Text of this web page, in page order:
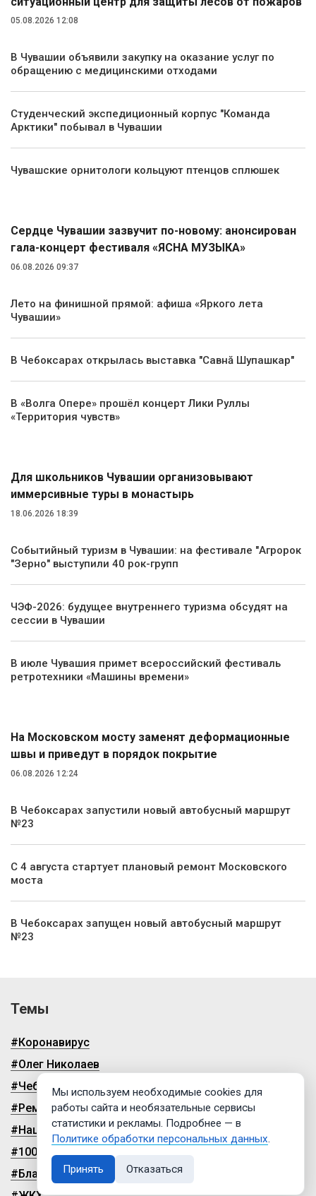
05.08.2026 12:08
В Чувашии объявили закупку на оказание услуг по
обращению с медицинскими отходами
Студенческий экспедиционный корпус "Команда
Арктики" побывал в Чувашии
Чувашские орнитологи кольцуют птенцов сплюшек
Сердце Чувашии зазвучит по-новому: анонсирован
гала-концерт фестиваля «ЯСНА МУЗЫКА»
06.08.2026 09:37
Лето на финишной прямой: афиша «Яркого лета
Чувашии»
В Чебоксарах открылась выставка "Савнă Шупашкар"
В «Волга Опере» прошёл концерт Лики Руллы
«Территория чувств»
Для школьников Чувашии организовывают
иммерсивные туры в монастырь
18.06.2026 18:39
Событийный туризм в Чувашии: на фестивале "Агророк
"Зерно" выступили 40 рок-групп
ЧЭФ-2026: будущее внутреннего туризма обсудят на
сессии в Чувашии
В июле Чувашия примет всероссийский фестиваль
ретротехники «Машины времени»
На Московском мосту заменят деформационные
швы и приведут в порядок покрытие
06.08.2026 12:24
В Чебоксарах запустили новый автобусный маршрут
№23
С 4 августа стартует плановый ремонт Московского
моста
В Чебоксарах запущен новый автобусный маршрут
№23
Темы
#Коронавирус
#Олег Николаев
#Чебоксары
#Ремонт дорог
#Нацпроекты
#100-летие чувашской автономии
#Благоустройство
Мы используем необходимые cookies для
работы сайта и необязательные сервисы
статистики и рекламы. Подробнее — в
Политике обработки персональных данных.
Принять Отказаться